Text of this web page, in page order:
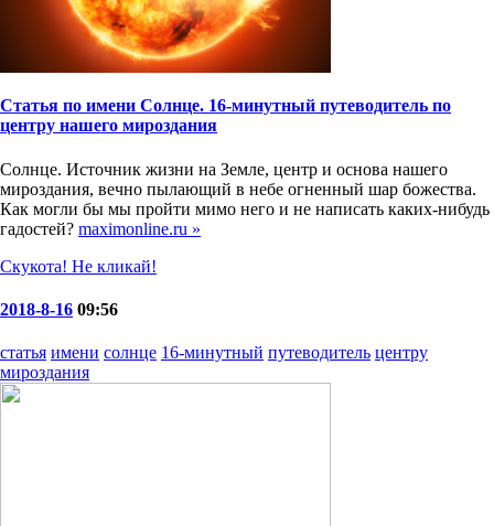
Статья по имени Солнце. 16-минутный путеводитель по
центру нашего мироздания
Солнце. Источник жизни на Земле, центр и основа нашего
мироздания, вечно пылающий в небе огненный шар божества.
Как могли бы мы пройти мимо него и не написать каких-нибудь
гадостей? maximonline.ru »
Скукота! Не кликай!
2018-8-16 09:56
статья имени солнце 16-минутный путеводитель центру
мироздания